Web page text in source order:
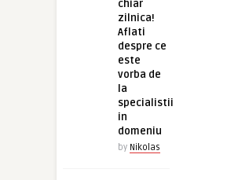
chiar
zilnica!
Aflati
despre ce
este
vorba de
la
specialistii
in
domeniu
by Nikolas